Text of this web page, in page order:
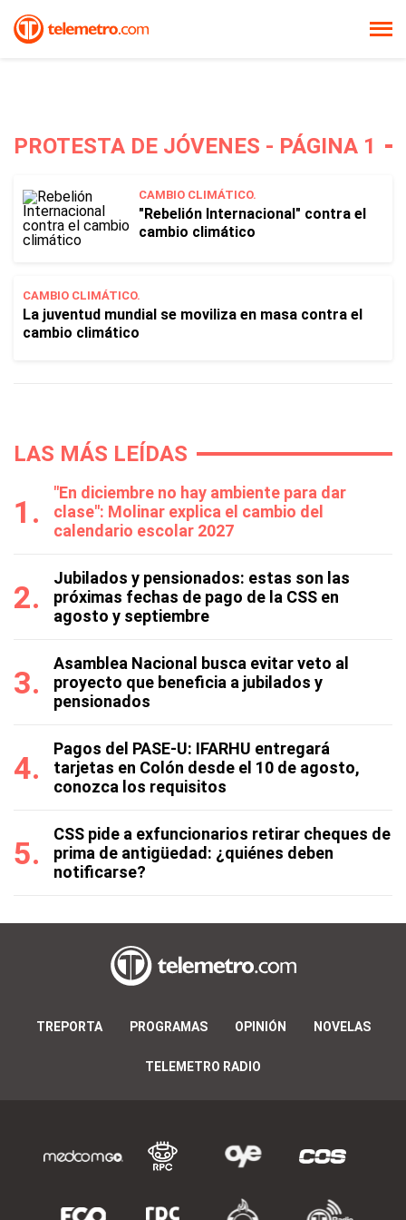
PROTESTA DE JÓVENES - PÁGINA 1
CAMBIO CLIMÁTICO.
"Rebelión Internacional" contra el
cambio climático
CAMBIO CLIMÁTICO.
La juventud mundial se moviliza en masa contra el
cambio climático
LAS MÁS LEÍDAS
"En diciembre no hay ambiente para dar
clase": Molinar explica el cambio del
calendario escolar 2027
Jubilados y pensionados: estas son las
próximas fechas de pago de la CSS en
agosto y septiembre
Asamblea Nacional busca evitar veto al
proyecto que beneficia a jubilados y
pensionados
Pagos del PASE-U: IFARHU entregará
tarjetas en Colón desde el 10 de agosto,
conozca los requisitos
CSS pide a exfuncionarios retirar cheques de
prima de antigüedad: ¿quiénes deben
notificarse?
TREPORTA PROGRAMAS OPINIÓN NOVELAS
TELEMETRO RADIO